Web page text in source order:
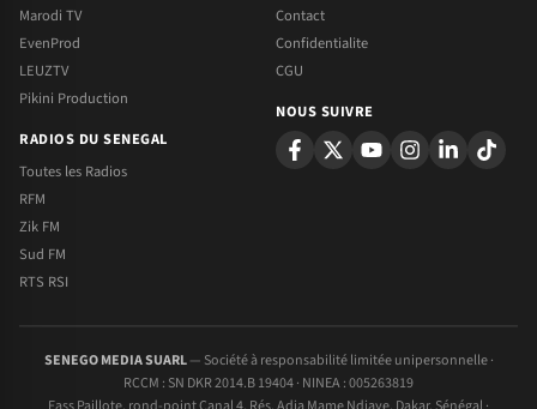
Marodi TV
EvenProd
LEUZTV
Pikini Production
RADIOS DU SENEGAL
Toutes les Radios
RFM
Zik FM
Sud FM
RTS RSI
Contact
Confidentialite
CGU
NOUS SUIVRE
SENEGO MEDIA SUARL— Société à responsabilité limitée unipersonnelle ·
RCCM : SN DKR 2014.B 19404 · NINEA : 005263819